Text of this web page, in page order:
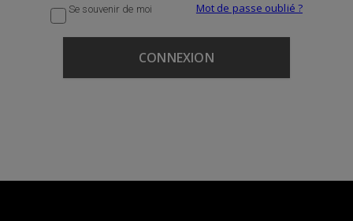
Se souvenir de moi Mot de passe oublié ?